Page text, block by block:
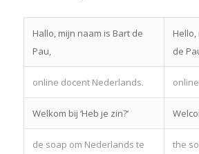
Hallo, mijn naam is Bart de
Pau,
de
online docent Nederlands.
Welkom bij ‘Heb je zin?’
de soap om Nederlands te
the